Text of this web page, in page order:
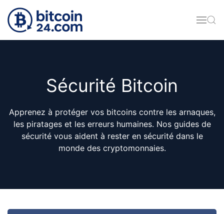
Accéder au contenu principal
Sécurité Bitcoin
Apprenez à protéger vos bitcoins contre les arnaques,
les piratages et les erreurs humaines. Nos guides de
sécurité vous aident à rester en sécurité dans le
monde des cryptomonnaies.